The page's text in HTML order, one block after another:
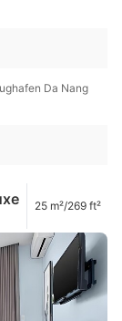
Da Nang
25 m²/269 ft²